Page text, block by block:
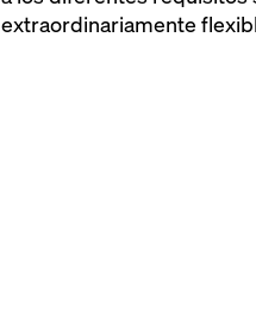
extraordinariamente